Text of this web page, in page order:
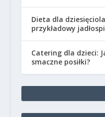
Dieta dla
przykładowy
Catering dla dzieci:
smaczne posiłki?